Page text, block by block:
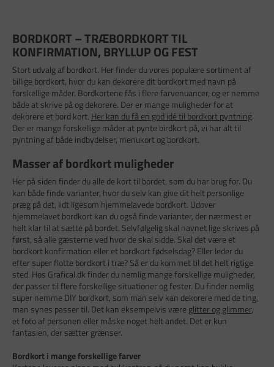
BORDKORT – TRÆBORDKORT TIL
KONFIRMATION, BRYLLUP OG FEST
Stort udvalg af bordkort. Her finder du vores populære sortiment af
billige bordkort, hvor du kan dekorere dit bordkort med navn på
forskellige måder. Bordkortene fås i flere farvenuancer, og er nemme
både at skrive på og dekorere. Der er mange muligheder for at
dekorere et bord kort. Her kan du få en god idé til bordkort pyntning.
Der er mange forskellige måder at pynte birdkort på, vi har alt til
pyntning af både indbydelser, menukort og bordkort.
Masser af bordkort muligheder
Her på siden finder du alle de kort til bordet, som du har brug for. Du
kan både finde varianter, hvor du selv kan give dit helt personlige
præg på det, lidt ligesom hjemmelavede bordkort. Udover
hjemmelavet bordkort kan du også finde varianter, der nærmest er
helt klar til at sætte på bordet. Selvfølgelig skal navnet lige skrives på
først, så alle gæsterne ved hvor de skal sidde. Skal det være et
bordkort konfirmation eller et bordkort fødselsdag? Eller leder du
efter super flotte bordkort i træ? Så er du kommet til det helt rigtige
sted. Hos Grafical.dk finder du nemlig mange forskellige muligheder,
der passer til flere forskellige situationer og fester. Du finder nemlig
super nemme DIY bordkort, som man selv kan dekorere med de ting,
man synes passer til. Det kan eksempelvis være glitter og glimmer,
et foto af personen eller måske noget helt andet. Det er kun
fantasien, der sætter grænser.
Bordkort i mange forskellige farver